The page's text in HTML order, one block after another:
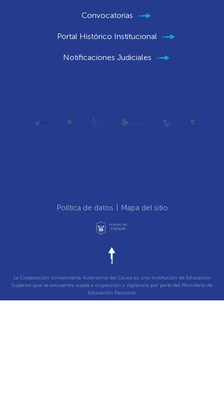
Convocatorias
Portal Histórico Institucional
Notificaciones Judiciales
Política de datos Mapa del sitio
Hecho en
Popayán
La Corporación Universitaria Autónoma del Cauca es una Institución de Educación
Superior que se encuentra sujeta a inspección y vigilancia por parte del Ministerio de
Educación Nacional.